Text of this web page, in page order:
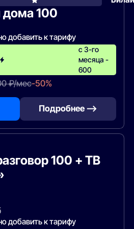
100
добавить к тарифу
с 3-го
месяца -
600
₽/мес-50%
Подробнее —>
100 + ТВ
добавить к тарифу